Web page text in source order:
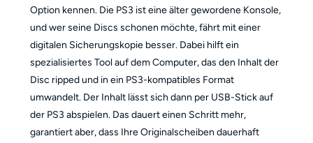
Option kennen. Die PS3 ist eine älter gewordene Konsole,
und wer seine Discs schonen möchte, fährt mit einer
digitalen Sicherungskopie besser. Dabei hilft ein
spezialisiertes Tool auf dem Computer, das den Inhalt der
Disc ripped und in ein PS3-kompatibles Format
umwandelt. Der Inhalt lässt sich dann per USB-Stick auf
der PS3 abspielen. Das dauert einen Schritt mehr,
garantiert aber, dass Ihre Originalscheiben dauerhaft